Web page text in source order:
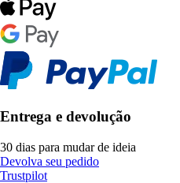
Entrega e devolução
30 dias para mudar de ideia
Devolva seu pedido
Trustpilot